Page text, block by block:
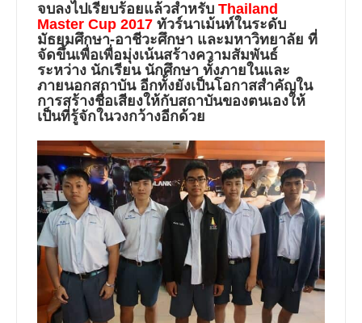
จบลงไปเรียบร้อยแล้วสำหรับ Thailand
Master Cup 2017 ทัวร์นาเม้นท์ในระดับ
มัธยมศึกษา-อาชีวะศึกษา และมหาวิทยาลัย ที่
จัดขึ้นเพื่อเพื่อมุ่งเน้นสร้างความสัมพันธ์
ระหว่าง นักเรียน นักศึกษา ทั้งภายในและ
ภายนอกสถาบัน อีกทั้งยังเป็นโอกาสสำคัญใน
การสร้างชื่อเสียงให้กับสถาบันของตนเองให้
เป็นที่รู้จักในวงกว้างอีกด้วย